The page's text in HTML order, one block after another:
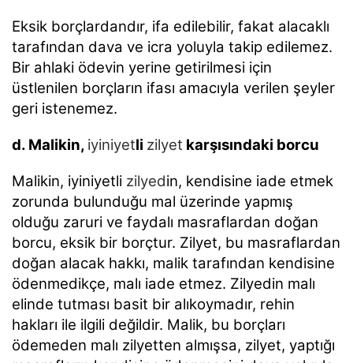
Eksik borçlardandır, ifa edilebilir, fakat alacaklı
tarafından dava ve icra yoluyla takip edilemez.
Bir ahlaki ödevin yerine getirilmesi için
üstlenilen borçların ifası amacıyla verilen şeyler
geri istenemez.
d. Malikin, iyiniyetli zilyet karşısındaki borcu
Malikin, iyiniyetli zilyedin, kendisine iade etmek
zorunda bulunduğu mal üzerinde yapmış
olduğu zaruri ve faydalı masraflardan doğan
borcu, eksik bir borçtur. Zilyet, bu masraflardan
doğan alacak hakkı, malik tarafından kendisine
ödenmedikçe, malı iade etmez. Zilyedin malı
elinde tutması basit bir alıkoymadır, rehin
hakları ile ilgili değildir. Malik, bu borçları
ödemeden malı zilyetten almışsa, zilyet, yaptığı